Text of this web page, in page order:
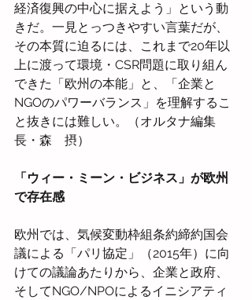
経済復興の中心に据えよう」という動
きだ。一見とっつきやすい言葉だが、
その本質に迫るには、これまで20年以
上に渡って環境・CSR問題に取り組ん
できた「欧州の本能」と、「企業と
NGOのパワーバランス」を理解するこ
と抜きには難しい。（オルタナ編集
長・森　摂）
「ウィー・ミーン・ビジネス」が欧州
で存在感
欧州では、気候変動枠組条約締約国会
議による「パリ協定」（2015年）に向
けての議論あたりから、企業と政府、
そしてNGO/NPOによるイニシアティ